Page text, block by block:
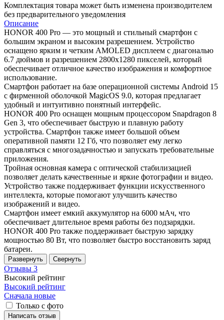
Комплектация товара может быть изменена производителем
без предварительного уведомления
Описание
HONOR 400 Pro — это мощный и стильный смартфон с
большим экраном и высоким разрешением. Устройство
оснащено ярким и четким AMOLED дисплеем с диагональю
6.7 дюймов и разрешением 2800x1280 пикселей, который
обеспечивает отличное качество изображения и комфортное
использование.
Смартфон работает на базе операционной системы Android 15
с фирменной оболочкой MagicOS 9.0, которая предлагает
удобный и интуитивно понятный интерфейс.
HONOR 400 Pro оснащен мощным процессором Snapdragon 8
Gen 3, что обеспечивает быструю и плавную работу
устройства. Смартфон также имеет большой объем
оперативной памяти 12 Гб, что позволяет ему легко
справляться с многозадачностью и запускать требовательные
приложения.
Тройная основная камера с оптической стабилизацией
позволяет делать качественные и яркие фотографии и видео.
Устройство также поддерживает функции искусственного
интеллекта, которые помогают улучшить качество
изображений и видео.
Смартфон имеет емкий аккумулятор на 6000 мАч, что
обеспечивает длительное время работы без подзарядки.
HONOR 400 Pro также поддерживает быструю зарядку
мощностью 80 Вт, что позволяет быстро восстановить заряд
батареи.
Развернуть Свернуть
Отзывы 3
Высокий рейтинг
Высокий рейтинг
Сначала новые
Только с фото
Написать отзыв